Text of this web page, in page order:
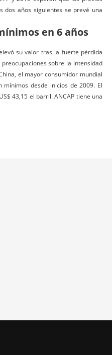
dos años siguientes se prevé una
en 6 años
su valor tras la fuerte pérdida
sobre la intensidad
el mayor consumidor mundial
desde inicios de 2009. El
43,15 el barril. ANCAP tiene una